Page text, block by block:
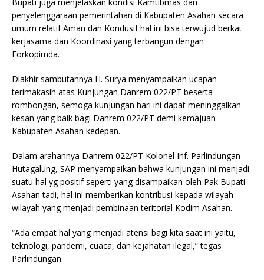
penyelenggaraan pemerintahan di Kabupaten Asahan secara
umum relatif Aman dan Kondusif hal ini bisa terwujud berkat
kerjasama dan Koordinasi yang terbangun dengan
Forkopimda.
Diakhir sambutannya H. Surya menyampaikan ucapan
terimakasih atas Kunjungan Danrem 022/PT beserta
rombongan, semoga kunjungan hari ini dapat meninggalkan
kesan yang baik bagi Danrem 022/PT demi kemajuan
Kabupaten Asahan kedepan.
Dalam arahannya Danrem 022/PT Kolonel Inf. Parlindungan
Hutagalung, SAP menyampaikan bahwa kunjungan ini menjadi
suatu hal yg positif seperti yang disampaikan oleh Pak Bupati
Asahan tadi, hal ini memberikan kontribusi kepada wilayah-
wilayah yang menjadi pembinaan teritorial Kodim Asahan.
“Ada empat hal yang menjadi atensi bagi kita saat ini yaitu,
teknologi, pandemi, cuaca, dan kejahatan ilegal,” tegas
Parlindungan.